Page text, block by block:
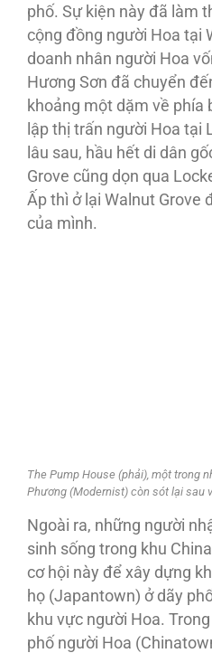
phố. Sự kiện này đã làm
cộng đồng người Hoa tại
doanh nhân người Hoa
Hương Sơn đã chuyển
khoảng một dặm về phía
lập thị trấn người Hoa tại
lâu sau, hầu hết di dân
Grove cũng dọn qua
Ấp thì ở lại Walnut Grove
của mình.
The Pump House (phải), một trong
Phương (Modernist) còn sót lại sau
Ngoài ra, những người
sinh sống trong khu
cơ hội này để xây dựng
họ (Japantown) ở dãy
khu vực người Hoa.
phố người Hoa